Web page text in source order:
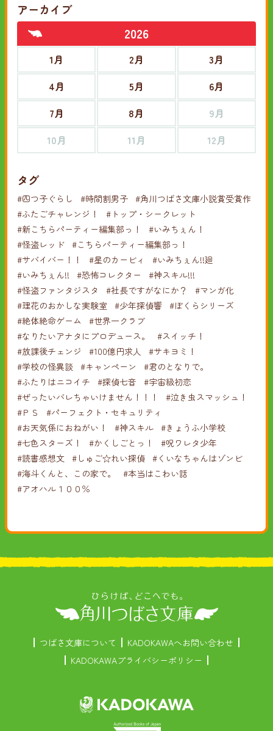
アーカイブ
2026
1月 2月
3月
4月
5月
6月
7月
8月
9月
10月
11月 12月
タグ
#四つ子ぐらし #時間割男子 #角川つばさ文庫小説賞受賞作
#ふたごチャレンジ！
#トップ・シークレット
#新こちらパーティー編集部っ！
#いみちぇん！
#怪盗レッド #こちらパーティー編集部っ！
#サバイバー！！
#星のカービィ
#いみちぇん!!廻
#いみちぇん!!
#恐怖コレクター
#神スキル!!!
#怪盗ファンタジスタ
#社長ですがなにか？
#マンガ化
#理花のおかしな実験室 #少年探偵響
#ぼくらシリーズ
#絶体絶命ゲーム
#世界一クラブ
#なりたいアナタにプロデュース。
#スイッチ！
#放課後チェンジ
#100億円求人
#サキヨミ！
#学校の怪異談 #キャンペーン
#君のとなりで。
#ふたりはニコイチ
#探偵七音
#宇宙級初恋
#ぜったいバレちゃいけません！！！
#泣き虫スマッシュ！
#ＰＳ
#パーフェクト・セキュリティ
#お天気係におねがい！
#神スキル #きょうふ小学校
#七色スターズ！
#かくしごとっ！
#呪ワレタ少年
#読書感想文
#しゅご☆れい探偵 #くいなちゃんはゾンビ
#海斗くんと、この家で。
#本当はこわい話
#アオハル１００％
つばさ文庫について
KADOKAWAへお問い合わせ
KADOKAWAプライバシーポリシー